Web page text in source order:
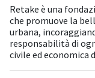
Retake è una
che promuove la
urbana,
responsabilità di
civile ed economica